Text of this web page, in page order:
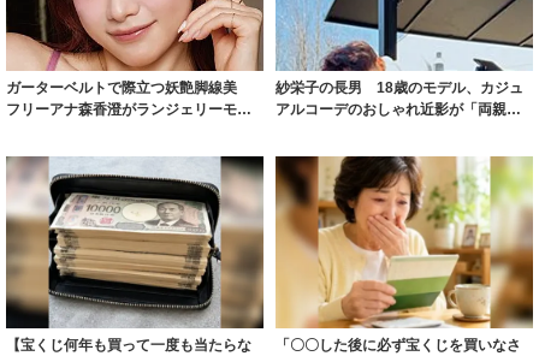
ガーターベルトで際立つ妖艶脚線美
フリーアナ森香澄がランジェリーモデ
紗栄子の長男 18歳のモデル、カジュ
アルコーデのおしゃれ近影が「両親の
【宝くじ何年も買って一度も当たらな
「〇〇した後に必ず宝くじを買いなさ